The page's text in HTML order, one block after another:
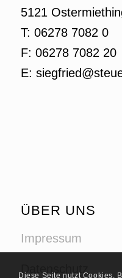
5121
T: 06278 7082 0
F: 06278 7082 20
E:
ÜBER UNS
Impressum
Diese Seite nutzt Cookies.